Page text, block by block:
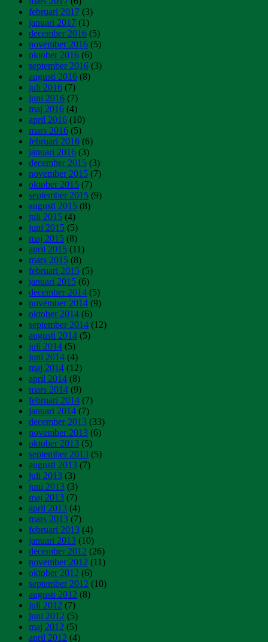
februari 2017 (3)
januari 2017 (1)
december 2016 (5)
november 2016 (5)
oktober 2016 (6)
september 2016 (3)
augusti 2016 (8)
juli 2016 (7)
juni 2016 (7)
maj 2016 (4)
april 2016 (10)
mars 2016 (5)
februari 2016 (6)
januari 2016 (3)
december 2015 (3)
november 2015 (7)
oktober 2015 (7)
september 2015 (9)
augusti 2015 (8)
juli 2015 (4)
juni 2015 (5)
maj 2015 (8)
april 2015 (11)
mars 2015 (8)
februari 2015 (5)
januari 2015 (6)
december 2014 (5)
november 2014 (9)
oktober 2014 (6)
september 2014 (12)
augusti 2014 (5)
juli 2014 (5)
juni 2014 (4)
maj 2014 (12)
april 2014 (8)
mars 2014 (9)
februari 2014 (7)
januari 2014 (7)
december 2013 (33)
november 2013 (6)
oktober 2013 (5)
september 2013 (5)
augusti 2013 (7)
juli 2013 (3)
juni 2013 (3)
maj 2013 (7)
april 2013 (4)
mars 2013 (7)
februari 2013 (4)
januari 2013 (10)
december 2012 (26)
november 2012 (11)
oktober 2012 (6)
september 2012 (10)
augusti 2012 (8)
juli 2012 (7)
juni 2012 (5)
maj 2012 (5)
april 2012 (4)